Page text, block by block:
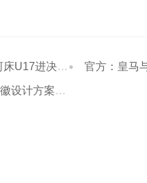
江宇涵两扑点 官方：皇马与
请球迷投票选择